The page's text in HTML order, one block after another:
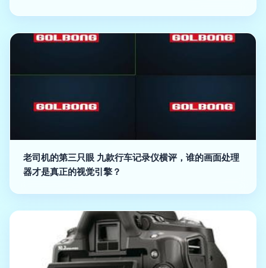
老司机的第三只眼 九款行车记录仪横评，谁的画面处理
器才是真正的视觉引擎？